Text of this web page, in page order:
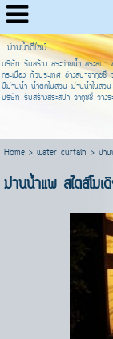
ม่านน้ำดีไซน์
บริษัท รับสร้าง สระว่ายน้ำ สระสป
กระเบื้อง ทั่วประเทศ อ่างสปาจากุ
มีม่านน้ำ น้ำตกในสวน ม่านน้ำในสว
บริษัท รับสร้างสระสปา จากุซชี่ วาง
Home> water curtain > ม่าน
ม่านน้ำแพ สไตส์โมเ